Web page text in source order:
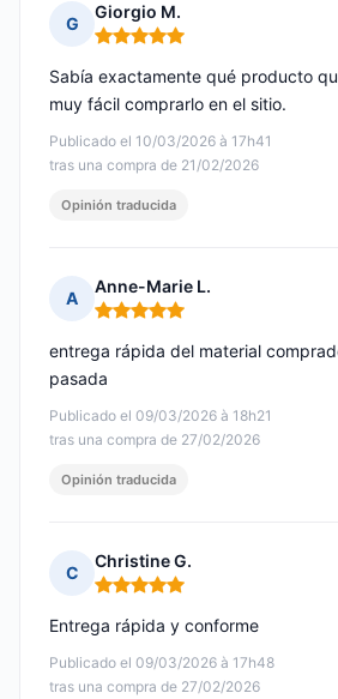
G
Giorgio M.
Nota: 5 de 5
Publicado el 10/03/2026 à 17h41
tras una compra de 21/02/2026
Sabía exactamente qué producto
muy fácil comprarlo en el sitio.
Opinión traducida
A
Anne-Marie L.
Nota: 5 de 5
Publicado el 09/03/2026 à 18h21
tras una compra de 27/02/2026
entrega rápida del material
pasada
Opinión traducida
C
Christine G.
Nota: 5 de 5
Publicado el 09/03/2026 à 17h48
tras una compra de 27/02/2026
Entrega rápida y conforme